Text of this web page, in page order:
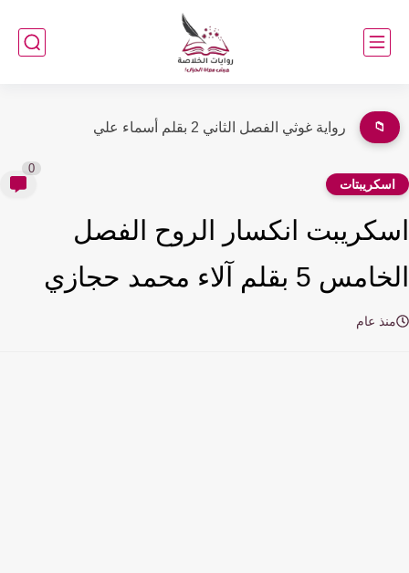
📁 رواية غوثي الفصل الأول 1 بقلم أسماء علي
انكسار الروح الفصل
5 بقلم آلاء محمد حجازي
عام